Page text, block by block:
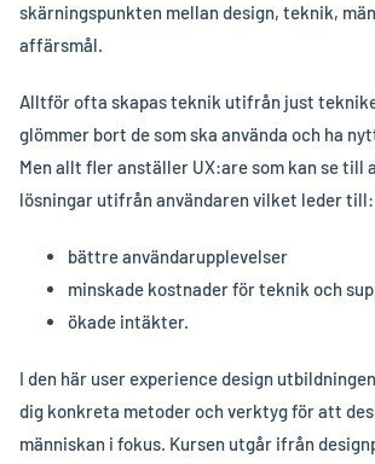
skärningspunkten mellan design, teknik,
affärsmål.
Alltför ofta skapas teknik utifrån just
glömmer bort de som ska använda och ha
Men allt fler anställer UX:are som kan se till
lösningar utifrån användaren vilket leder till:
bättre användarupplevelser
minskade kostnader för teknik och
ökade intäkter.
I den här user experience design
dig konkreta metoder och verktyg för att
människan i fokus. Kursen utgår ifrån